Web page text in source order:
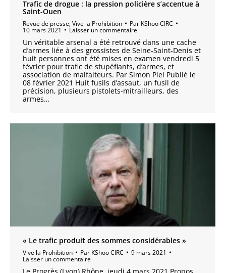
Trafic de drogue : la pression policière s’accentue à
Saint-Ouen
Revue de presse,Vive la Prohibition Par KShoo CIRC
10 mars 2021 Laisser un commentaire
Un véritable arsenal a été retrouvé dans une cache
d’armes liée à des grossistes de Seine-Saint-Denis et
huit personnes ont été mises en examen vendredi 5
février pour trafic de stupéfiants, d’armes, et
association de malfaiteurs. Par Simon Piel Publié le
08 février 2021 Huit fusils d’assaut, un fusil de
précision, plusieurs pistolets-mitrailleurs, des
armes…
« Le trafic produit des sommes considérables »
Vive la Prohibition Par KShoo CIRC 9 mars 2021
Laisser un commentaire
Le Progrès (Lyon) Rhône, jeudi 4 mars 2021 Propos